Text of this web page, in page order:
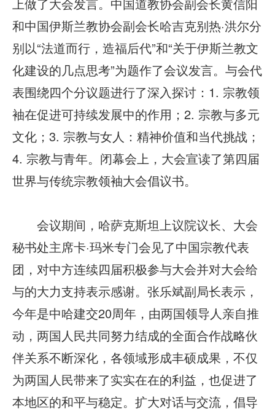
和中国伊斯兰教协会副会长哈吉克别热·洪尔分
别以“法道而行，造福后代”和“关于伊斯兰教文
化建设的几点思考”为题作了会议发言。与会代
表围绕四个分议题进行了深入探讨：1. 宗教领
袖在促进可持续发展中的作用；2. 宗教与多元
文化；3. 宗教与女人：精神价值和当代挑战；
4. 宗教与青年。闭幕会上，大会宣读了第四届
世界与传统宗教领袖大会倡议书。
会议期间，哈萨克斯坦上议院议长、大会
秘书处主席卡·玛米专门会见了中国宗教代表
团，对中方连续四届积极参与大会并对大会给
与的大力支持表示感谢。张乐斌副局长表示，
今年是中哈建交20周年，由两国领导人亲自推
动，两国人民共同努力结成的全面合作战略伙
伴关系不断深化，各领域形成丰硕成果，不仅
为两国人民带来了实实在在的利益，也促进了
本地区的和平与稳定。扩大对话与交流，倡导